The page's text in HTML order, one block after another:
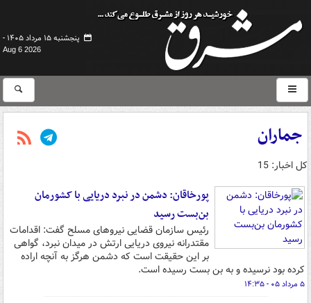
پنجشنبه ۱۵ مرداد ۱۴۰۵ -
Aug 6 2026
جماران
کل اخبار: 15
پورخاقان: دشمن در نبرد دریایی با کشورمان
بن‌بست رسید
رئیس سازمان قضایی نیروهای مسلح گفت: اقدامات
مقتدرانه نیروی دریایی ارتش در میدان نبرد، گواهی
بر این حقیقت است که دشمن هرگز به آنچه اراده
کرده بود نرسیده و به بن بست رسیده است.
۵ مرداد ۰۵ - ۱۴:۳۵